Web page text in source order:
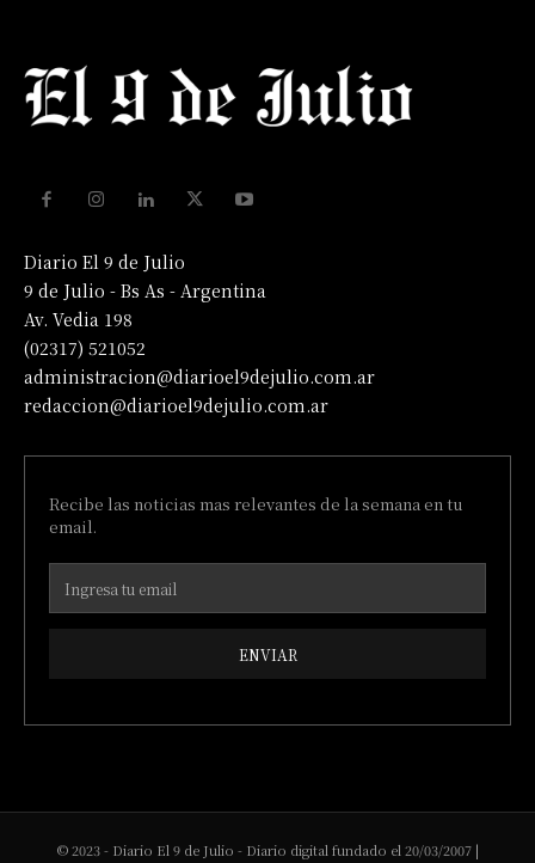
Diario El 9 de Julio
9 de Julio - Bs As - Argentina
Av. Vedia 198
(02317) 521052
administracion@diarioel9dejulio.com.ar
redaccion@diarioel9dejulio.com.ar
Recibe las noticias mas relevantes de la semana en tu
email.
ENVIAR
© 2023 - Diario El 9 de Julio - Diario digital fundado el 20/03/2007 |